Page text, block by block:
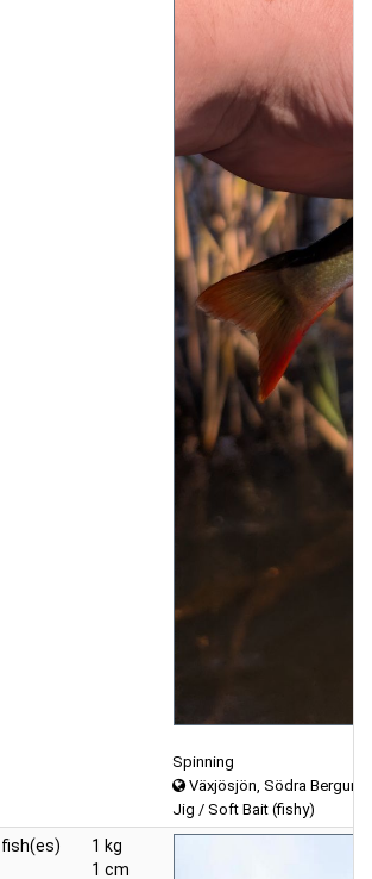
Spinning
Växjösjön, Södra
Jig / Soft Bait (fishy)
fish(es)
1 kg
1 cm